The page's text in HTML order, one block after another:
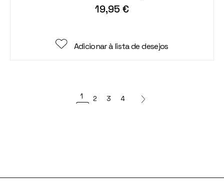
19,95 €
Adicionar à lista de desejos
1 2 3 4